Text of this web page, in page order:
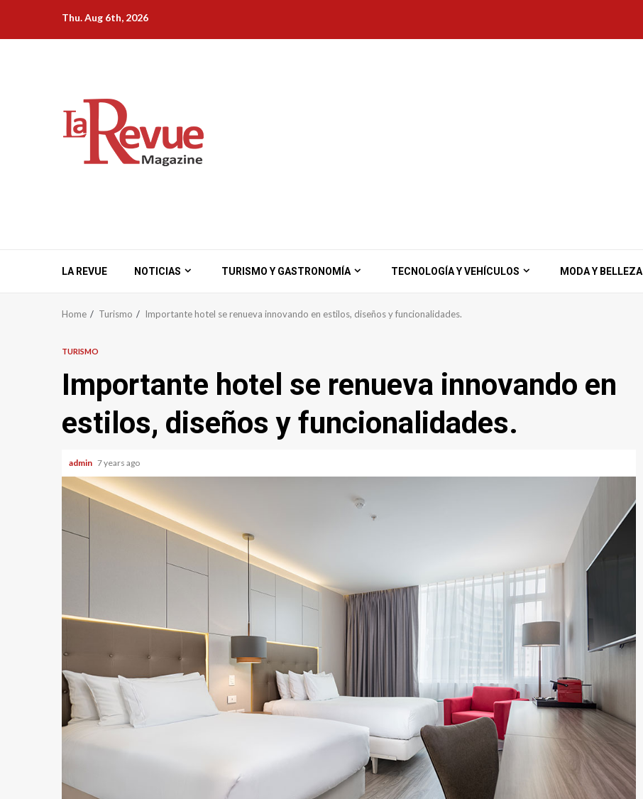
content
Thu. Aug 6th, 2026
LA REVUE NOTICIAS TURISMO Y GASTRONOMÍA TECNOLOGÍA Y VEHÍCULOS MODA Y BELLEZA
Home Turismo Importante hotel se renueva innovando en estilos, diseños y funcionalidades.
TURISMO
Importante hotel se renueva innovando en
estilos, diseños y funcionalidades.
admin 7 years ago